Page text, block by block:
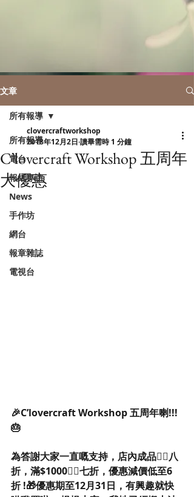
文章
所有報導
電台
報紙專訪
News
手作坊
網台
報章雜誌
電視台
所有報導
C’lovercraft Workshop 五周年
大優惠
clovercraftworkshop
2018年12月2日 讀畢需時 1 分鐘
🎉C’lovercraft Workshop 五周年喇!!!
🎂
為答謝大家一直嘅支持，店內成品👉🏻八
折，滿$1000👉🏻七折，優惠減價低至6
折 !🎁優惠期至12月31日，有興趣就快